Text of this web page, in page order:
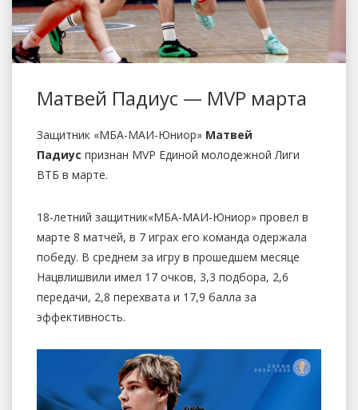
Матвей Падиус — MVP марта
Защитник «МБА-МАИ-Юниор» Матвей
Падиус признан MVP Единой молодежной Лиги
ВТБ в марте.
18-летний защитник«МБА-МАИ-Юниор» провел в
марте 8 матчей, в 7 играх его команда одержала
победу. В среднем за игру в прошедшем месяце
Нацвлишвили имел 17 очков, 3,3 подбора, 2,6
передачи, 2,8 перехвата и 17,9 балла за
эффективность.